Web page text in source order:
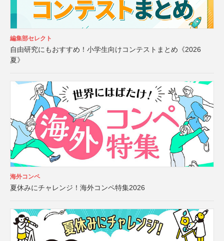
編集部セレクト
自由研究にもおすすめ！小学生向けコンテストまとめ《2026
夏》
海外コンペ
夏休みにチャレンジ！海外コンペ特集2026